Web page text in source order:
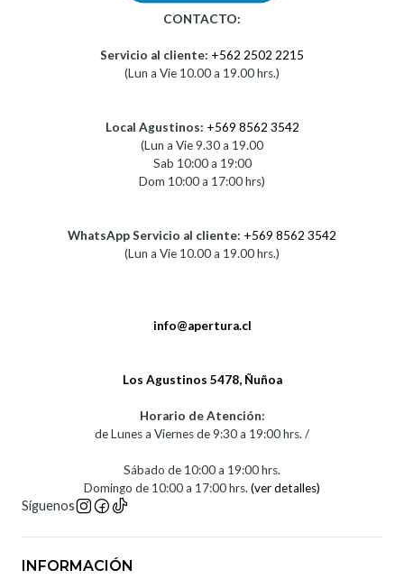
CONTACTO:
Servicio al cliente: +562 2502 2215
(Lun a Vie 10.00 a 19.00 hrs.)
Local Agustinos: +569 8562 3542
(Lun a Vie 9.30 a 19.00
Sab 10:00 a 19:00
Dom 10:00 a 17:00 hrs)
WhatsApp Servicio al cliente: +569 8562 3542
(Lun a Vie 10.00 a 19.00 hrs.)
info@apertura.cl
Los Agustinos 5478, Ñuñoa
Horario de Atención:
de Lunes a Viernes de 9:30 a 19:00 hrs. /
Sábado de 10:00 a 19:00 hrs.
Domingo de 10:00 a 17:00 hrs.(ver detalles)
Síguenos
INFORMACIÓN